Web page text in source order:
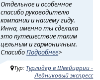
Отдельное и особенное
спасибо руководителю
компании и нашему гиду.
Инна, именно ты сделала
это путешествие таким
цельным и гармоничным.
СпасибоПодробнее>
Тур: Турлидер в Швейцарии -
Ледниковый экспресс